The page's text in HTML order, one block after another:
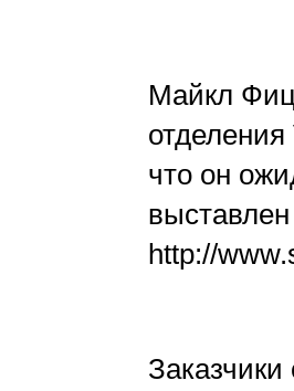
Майкл
что он
http://
Заказчики